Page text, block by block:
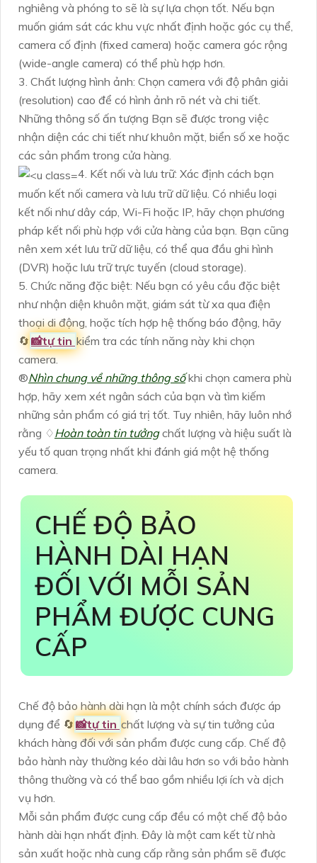
nghiêng và phóng to sẽ là sự lựa chọn tốt. Nếu bạn
muốn giám sát các khu vực nhất định hoặc góc cụ thể,
camera cố định (fixed camera) hoặc camera góc rộng
(wide-angle camera) có thể phù hợp hơn.
3. Chất lượng hình ảnh: Chọn camera với độ phân giải
(resolution) cao để có hình ảnh rõ nét và chi tiết.
Những thông số ấn tượng Bạn sẽ được trong việc
nhận diện các chi tiết như khuôn mặt, biển số xe hoặc
các sản phẩm trong cửa hàng.
4. Kết nối và lưu trữ: Xác định cách bạn
muốn kết nối camera và lưu trữ dữ liệu. Có nhiều loại
kết nối như dây cáp, Wi-Fi hoặc IP, hãy chọn phương
pháp kết nối phù hợp với cửa hàng của bạn. Bạn cũng
nên xem xét lưu trữ dữ liệu, có thể qua đầu ghi hình
(DVR) hoặc lưu trữ trực tuyến (cloud storage).
5. Chức năng đặc biệt: Nếu bạn có yêu cầu đặc biệt
như nhận diện khuôn mặt, giám sát từ xa qua điện
thoại di động, hoặc tích hợp hệ thống báo động, hãy
🔄 📸tự tin kiểm tra các tính năng này khi chọn
camera.
®️Nhìn chung về những thông sốkhi chọn camera phù
hợp, hãy xem xét ngân sách của bạn và tìm kiếm
những sản phẩm có giá trị tốt. Tuy nhiên, hãy luôn nhớ
rằng ♢Hoàn toàn tin tưởngchất lượng và hiệu suất là
yếu tố quan trọng nhất khi đánh giá một hệ thống
camera.
CHẾ ĐỘ BẢO
HÀNH DÀI HẠN
ĐỐI VỚI MỖI SẢN
PHẨM ĐƯỢC CUNG
CẤP
Chế độ bảo hành dài hạn là một chính sách được áp
dụng để 🔄 📸tự tin chất lượng và sự tin tưởng của
khách hàng đối với sản phẩm được cung cấp. Chế độ
bảo hành này thường kéo dài lâu hơn so với bảo hành
thông thường và có thể bao gồm nhiều lợi ích và dịch
vụ hơn.
Mỗi sản phẩm được cung cấp đều có một chế độ bảo
hành dài hạn nhất định. Đây là một cam kết từ nhà
sản xuất hoặc nhà cung cấp rằng sản phẩm sẽ được